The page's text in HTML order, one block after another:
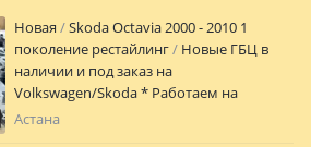
Новая
Skoda Octavia 2000 - 2010 1
поколение рестайлинг
Новые ГБЦ в
наличии и под заказ на
Volkswagen/Skoda * Работаем на
прямую с заводом изготовителя *
Астана